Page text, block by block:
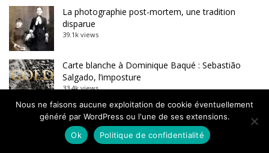
La photographie post-mortem, une tradition
disparue
39.1k views
Carte blanche à Dominique Baqué : Sebastião
Salgado, l’imposture
33.4k views
Manque de culture photographique dans le
photojournalisme
Le Coup de gueule de Jean-François Leroy
Nous ne faisons aucune exploitation de cookie éventuellement
généré par WordPress ou l'une de ses extensions.
Ok
Politique de confidentialité